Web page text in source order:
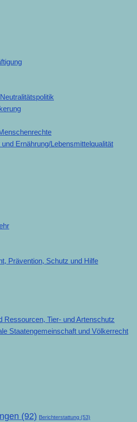
Ernährung/Lebensmittelqualität
Prävention, Schutz und Hilfe
Ressourcen, Tier- und Artenschutz
Staatengemeinschaft und Völkerrecht
(92) Berichterstattung (53)